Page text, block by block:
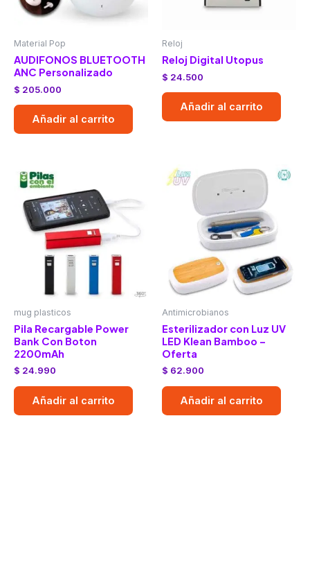
Material Pop
AUDIFONOS BLUETOOTH
ANC Personalizado
$ 205.000
Añadir al carrito
Reloj
Reloj Digital Utopus
$ 24.500
Añadir al carrito
mug plasticos
Pila Recargable Power
Bank Con Boton
2200mAh
$ 24.990
Añadir al carrito
Antimicrobianos
Esterilizador con Luz UV
LED Klean Bamboo –
Oferta
$ 62.900
Añadir al carrito